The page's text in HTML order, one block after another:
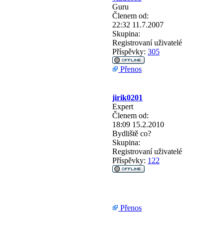
Guru
Členem od:
22:32 11.7.2007
Skupina:
Registrovaní uživatelé
Příspěvky: 305
Přenos
jirik0201
Expert
Členem od:
18:09 15.2.2010
Bydliště co?
Skupina:
Registrovaní uživatelé
Příspěvky: 122
Přenos